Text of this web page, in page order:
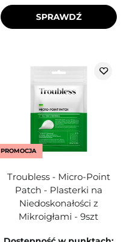
SPRAWDŹ
PROMOCJA
Troubless - Micro-Point
Patch - Plasterki na
Niedoskonałości z
Mikroigłami - 9szt